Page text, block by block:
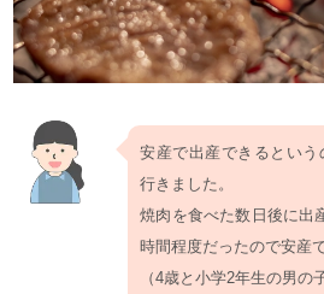
安産で出産できるという
行きました。
焼肉を食べた数日後に出
時間程度だったので安産
（4歳と小学2年生の男の